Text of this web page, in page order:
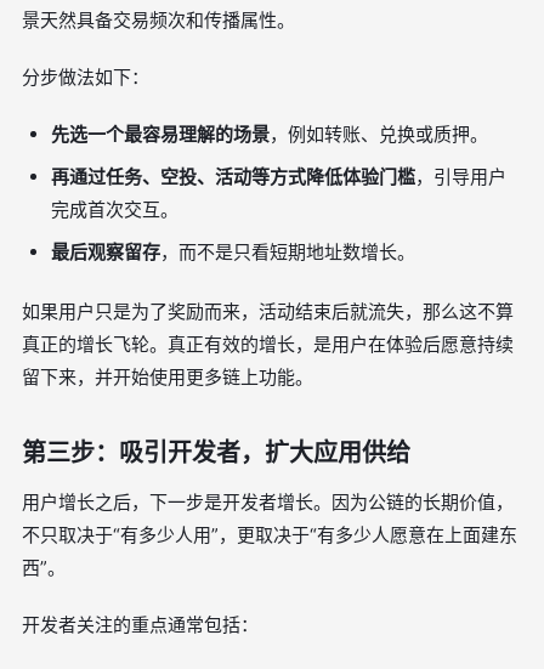
景天然具备交易频次和传播属性。
分步做法如下：
先选一个最容易理解的场景，例如转账、兑换或质押。
再通过任务、空投、活动等方式降低体验门槛，引导用户
完成首次交互。
最后观察留存，而不是只看短期地址数增长。
如果用户只是为了奖励而来，活动结束后就流失，那么这不算
真正的增长飞轮。真正有效的增长，是用户在体验后愿意持续
留下来，并开始使用更多链上功能。
第三步：吸引开发者，扩大应用供给
用户增长之后，下一步是开发者增长。因为公链的长期价值，
不只取决于“有多少人用”，更取决于“有多少人愿意在上面建东
西”。
开发者关注的重点通常包括：